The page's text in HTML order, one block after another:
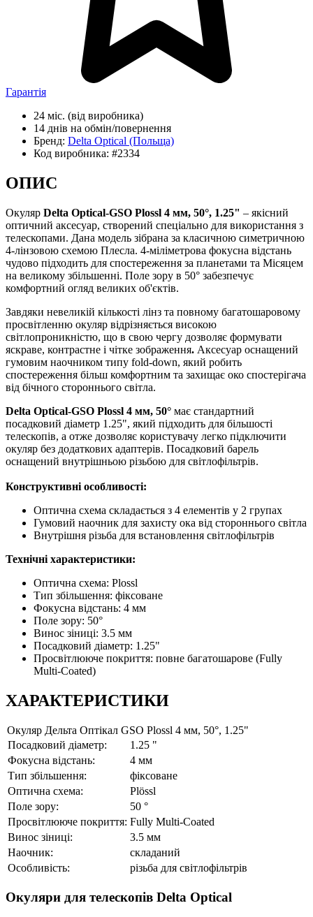
Гарантія
24 міс. (від виробника)
14 днів на обмін/повернення
Бренд: Delta Optical (Польща)
Код виробника: #2334
ОПИС
Окуляр Delta Optical-GSO Plossl 4 мм, 50°, 1.25" – якісний
оптичний аксесуар, створений спеціально для використання з
телескопами. Дана модель зібрана за класичною симетричною
4-лінзовою схемою Плесла. 4-міліметрова фокусна відстань
чудово підходить для спостереження за планетами та Місяцем
на великому збільшенні. Поле зору в 50° забезпечує
комфортний огляд великих об'єктів.
Завдяки невеликій кількості лінз та повному багатошаровому
просвітленню окуляр відрізняється високою
світлопроникністю, що в свою чергу дозволяє формувати
яскраве, контрастне і чітке зображення. Аксесуар оснащений
гумовим наочником типу fold-down, який робить
спостереження більш комфортним та захищає око спостерігача
від бічного стороннього світла.
Delta Optical-GSO Plossl 4 мм, 50° має стандартний
посадковий діаметр 1.25", який підходить для більшості
телескопів, а отже дозволяє користувачу легко підключити
окуляр без додаткових адаптерів. Посадковий барель
оснащений внутрішньою різьбою для світлофільтрів.
Конструктивні особливості:
Оптична схема складається з 4 елементів у 2 групах
Гумовий наочник для захисту ока від стороннього світла
Внутрішня різьба для встановлення світлофільтрів
Технічні характеристики:
Оптична схема: Plоssl
Тип збільшення: фіксоване
Фокусна відстань: 4 мм
Поле зору: 50°
Винос зіниці: 3.5 мм
Посадковий діаметр: 1.25"
Просвітлююче покриття: повне багатошарове (Fully
Multi-Coated)
ХАРАКТЕРИСТИКИ
Окуляр Дельта Оптікал GSO Plossl 4 мм, 50°, 1.25"
Посадковий діаметр:
1.25 "
Фокусна відстань:
4 мм
Тип збільшення:
фіксоване
Оптична схема:
Plössl
Поле зору:
50 °
Просвітлююче покриття: Fully Multi-Coated
Винос зіниці:
3.5 мм
Наочник:
складаний
Особливість:
різьба для світлофільтрів
Окуляри для телескопів Delta Optical